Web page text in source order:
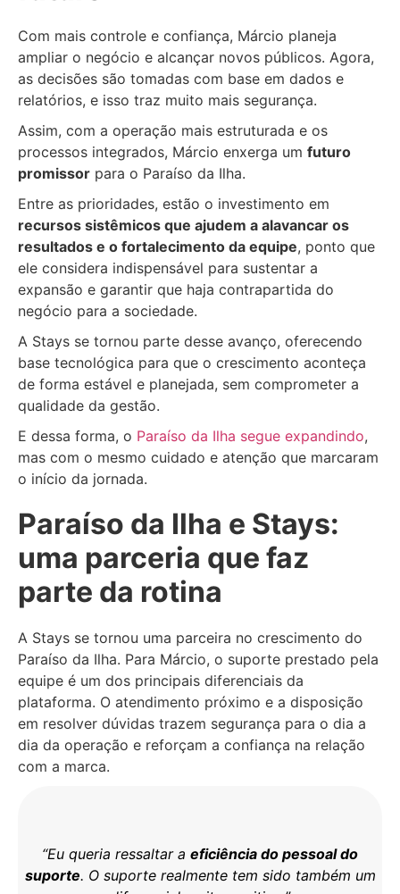
Com mais controle e confiança, Márcio planeja
ampliar o negócio e alcançar novos públicos. Agora,
as decisões são tomadas com base em dados e
relatórios, e isso traz muito mais segurança.
Assim, com a operação mais estruturada e os
processos integrados, Márcio enxerga um futuro
promissor para o Paraíso da Ilha.
Entre as prioridades, estão o investimento em
recursos sistêmicos que ajudem a alavancar os
resultados e o fortalecimento da equipe, ponto que
ele considera indispensável para sustentar a
expansão e garantir que haja contrapartida do
negócio para a sociedade.
A Stays se tornou parte desse avanço, oferecendo
base tecnológica para que o crescimento aconteça
de forma estável e planejada, sem comprometer a
qualidade da gestão.
E dessa forma, o Paraíso da Ilha segue expandindo,
mas com o mesmo cuidado e atenção que marcaram
o início da jornada.
Paraíso da Ilha e Stays:
uma parceria que faz
parte da rotina
A Stays se tornou uma parceira no crescimento do
Paraíso da Ilha. Para Márcio, o suporte prestado pela
equipe é um dos principais diferenciais da
plataforma. O atendimento próximo e a disposição
em resolver dúvidas trazem segurança para o dia a
dia da operação e reforçam a confiança na relação
com a marca.
“Eu queria ressaltar a eficiência do pessoal do
suporte. O suporte realmente tem sido também um